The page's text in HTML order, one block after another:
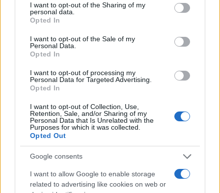
not limited to your visit or usage behaviour. You may click to
grant or deny consent to Google and its third-party tags to
use your data for below specified purposes in below Google
consent section.
I want to opt-out of the Sharing of my
personal data.
Opted In
I want to opt-out of the Sale of my
Personal Data.
Opted In
I want to opt-out of processing my
Personal Data for Targeted Advertising.
Opted In
I want to opt-out of Collection, Use,
Retention, Sale, and/or Sharing of my
Personal Data that Is Unrelated with the
Purposes for which it was collected.
Opted Out
Google consents
I want to allow Google to enable storage
related to advertising like cookies on web or
Συνδρομή παρέχουν μηχάνημα έργου και
υδροφόρες ΟΤΑ.